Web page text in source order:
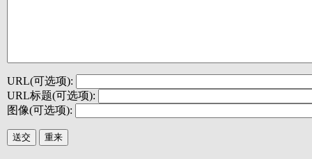
URL(可选项):
URL标题(可选项):
图像(可选项):